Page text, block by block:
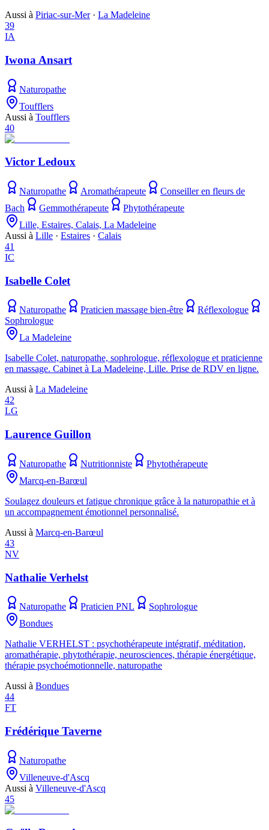
Aussi à Piriac-sur-Mer· La Madeleine
39
IA
Iwona Ansart
Naturopathe
Toufflers
Aussi à Toufflers
40
Victor Ledoux
Naturopathe Aromathérapeute
Conseiller en fleurs de
Bach
Gemmothérapeute
Phytothérapeute
Lille, Estaires, Calais, La Madeleine
Aussi à Lille · Estaires · Calais
41
IC
Isabelle Colet
Naturopathe Praticien massage bien-être
Réflexologue
Sophrologue
La Madeleine
Isabelle Colet, naturopathe, sophrologue, réflexologue et praticienne
en massage. Cabinet à La Madeleine, Lille. Prise de RDV en ligne.
Aussi à La Madeleine
42
LG
Laurence Guillon
Naturopathe Nutritionniste
Phytothérapeute
Marcq-en-Barœul
Soulagez douleurs et fatigue chronique grâce à la naturopathie et à
un accompagnement émotionnel personnalisé.
Aussi à Marcq-en-Barœul
43
NV
Nathalie Verhelst
Naturopathe Praticien PNL
Sophrologue
Bondues
Nathalie VERHELST : psychothérapeute intégratif, méditation,
aromathérapie, phytothérapie, neurosciences, thérapie énergétique,
thérapie psychoémotionnelle, naturopathe
Aussi à Bondues
44
FT
Frédérique Taverne
Naturopathe
Villeneuve-d'Ascq
Aussi à Villeneuve-d'Ascq
45